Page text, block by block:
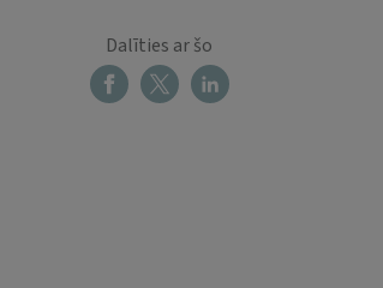
Dalīties ar šo